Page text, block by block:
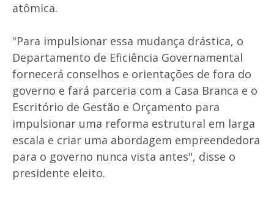
atômica.
"Para impulsionar essa mudança drástica, o
Departamento de Eficiência Governamental
fornecerá conselhos e orientações de fora do
governo e fará parceria com a Casa Branca e o
Escritório de Gestão e Orçamento para
impulsionar uma reforma estrutural em larga
escala e criar uma abordagem empreendedora
para o governo nunca vista antes", disse o
presidente eleito.